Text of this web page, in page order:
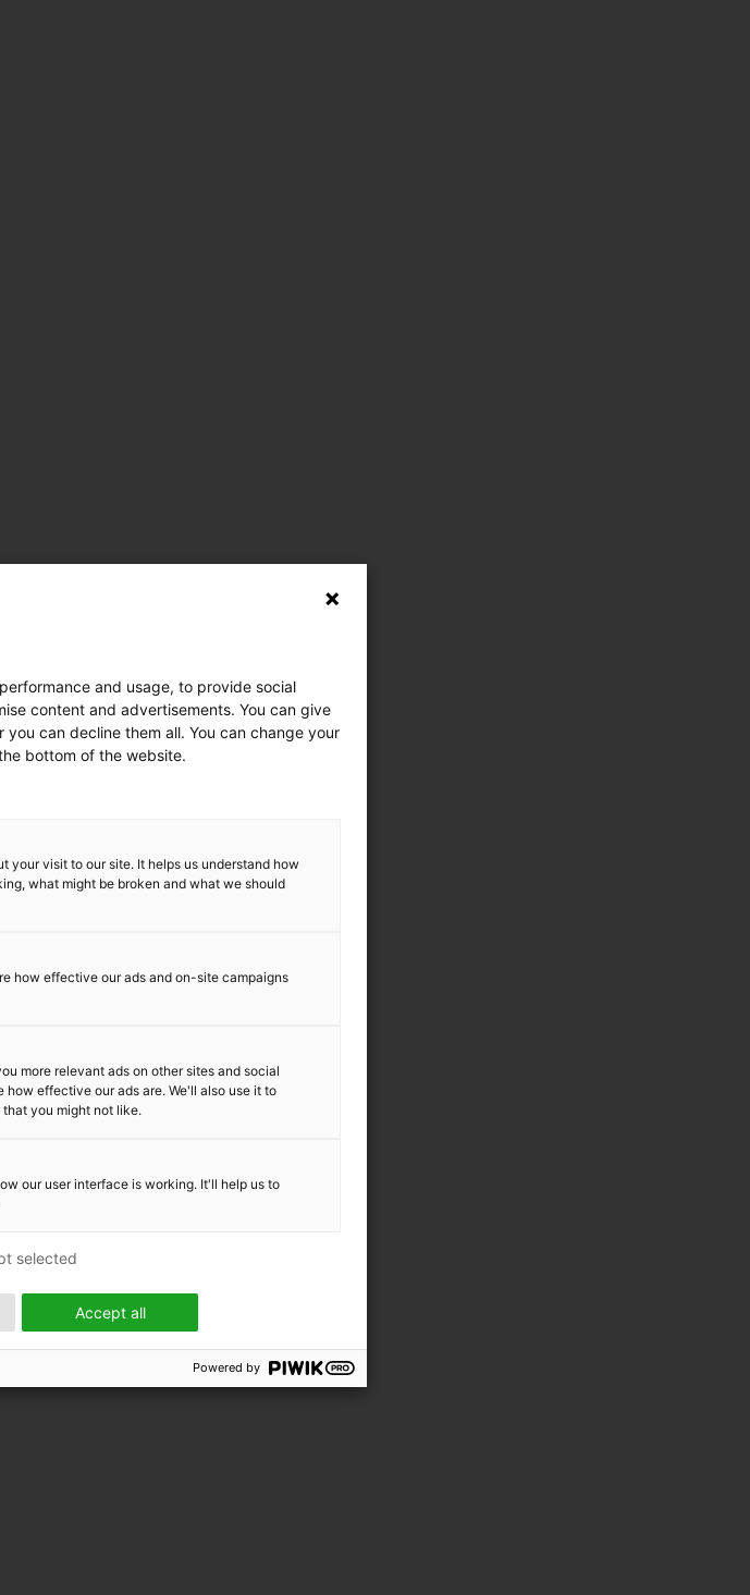
and usage, to provide social
content and advertisements. You can give
can decline them all. You can change your
bottom of the website.
your visit to our site. It helps us understand how
what might be broken and what we should
how effective our ads and on-site campaigns
more relevant ads on other sites and social
how effective our ads are. We'll also use it to
you might not like.
our user interface is working. It'll help us to
Accept all
selected
Powered by